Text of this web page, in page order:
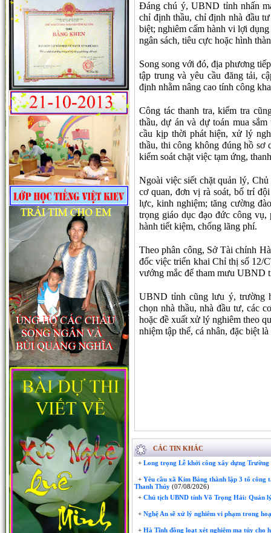
Đáng chú ý, UBND tỉnh nhấn
chỉ định thầu, chỉ định nhà đầu
biệt; nghiêm cấm hành vi lợi
ngân sách, tiêu cực hoặc hình
Song song với đó, địa phương
tập trung và yêu cầu đăng tải,
định nhằm nâng cao tính công
Công tác thanh tra, kiểm tra
thầu, dự án và dự toán mua
cầu kịp thời phát hiện, xử lý
thầu, thi công không đúng hồ sơ
kiểm soát chặt việc tạm ứng,
Ngoài việc siết chặt quản lý,
cơ quan, đơn vị rà soát, bố trí
lực, kinh nghiệm; tăng cường
trọng giáo dục đạo đức công
hành tiết kiệm, chống lãng phí.
Theo phân công, Sở Tài chính
đốc việc triển khai Chỉ thị số 12/
vướng mắc để tham mưu UBND
UBND tỉnh cũng lưu ý, trường
chọn nhà thầu, nhà đầu tư, các
hoặc đề xuất xử lý nghiêm theo
nhiệm tập thể, cá nhân, đặc biệt
CÁC TIN KHÁC
+ Long trọng Lễ khởi công xây dựng
+ Yêu cầu xã Kim Bảng thành lập 3 tổ công
Thanh Thủy (07/08/2026)
+ Chủ tịch UBND tỉnh Võ Trọng Hải: Quản
+ Nghệ An sẽ xử lý nghiêm vi phạm trong
+ Hà Tĩnh đồng loạt xét nghiệm ma túy cho